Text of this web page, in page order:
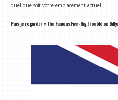
quel que soit votre emplacement actuel.
Puis-je regarder « The Famous Five : Big Trouble on